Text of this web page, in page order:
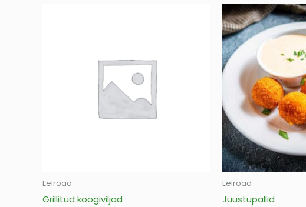
Eelroad
Grillitud köögiviljad
Eelroad
Juustupallid